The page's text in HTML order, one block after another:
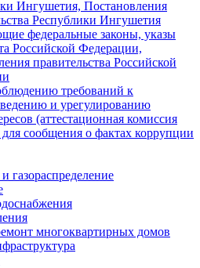
Ингушетия, Постановления
Республики Ингушетия
федеральные законы, указы
Российской Федерации,
правительства Российской
требований к
и урегулированию
(аттестационная комиссия
для сообщения о фактах коррупции
газораспределение
многоквартирных домов